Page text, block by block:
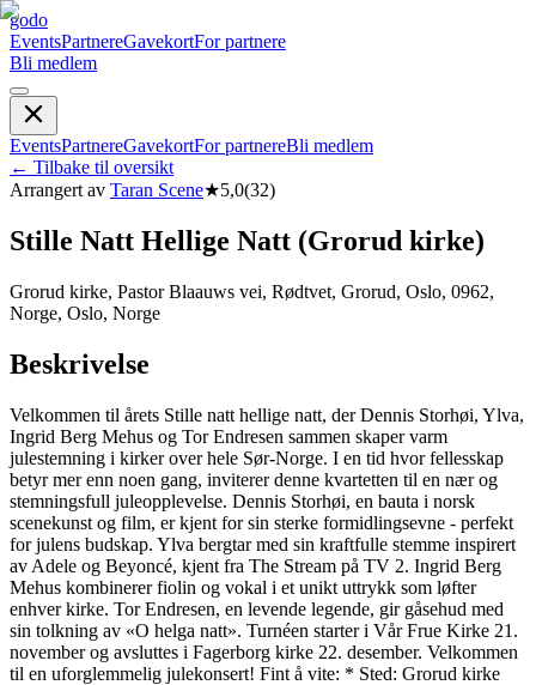
godo
EventsPartnereGavekortFor partnere
Bli medlem
EventsPartnereGavekortFor partnereBli medlem
← Tilbake til oversikt
Arrangert av Taran Scene★5,0(32)
Stille Natt Hellige Natt (Grorud kirke)
Grorud kirke, Pastor Blaauws vei, Rødtvet, Grorud, Oslo, 0962,
Norge, Oslo, Norge
Beskrivelse
Velkommen til årets Stille natt hellige natt, der Dennis Storhøi, Ylva,
Ingrid Berg Mehus og Tor Endresen sammen skaper varm
julestemning i kirker over hele Sør-Norge. I en tid hvor fellesskap
betyr mer enn noen gang, inviterer denne kvartetten til en nær og
stemningsfull juleopplevelse. Dennis Storhøi, en bauta i norsk
scenekunst og film, er kjent for sin sterke formidlingsevne - perfekt
for julens budskap. Ylva bergtar med sin kraftfulle stemme inspirert
av Adele og Beyoncé, kjent fra The Stream på TV 2. Ingrid Berg
Mehus kombinerer fiolin og vokal i et unikt uttrykk som løfter
enhver kirke. Tor Endresen, en levende legende, gir gåsehud med
sin tolkning av «O helga natt». Turnéen starter i Vår Frue Kirke 21.
november og avsluttes i Fagerborg kirke 22. desember. Velkommen
til en uforglemmelig julekonsert! Fint å vite: * Sted: Grorud kirke